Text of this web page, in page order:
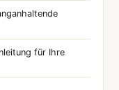
für Ihre